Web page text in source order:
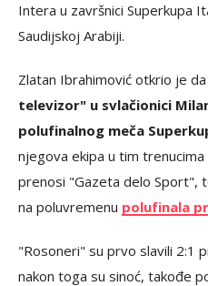
Intera u završnici Superkupa
Saudijskoj Arabiji.
Zlatan Ibrahimović otkrio je
televizor" u svlačionici
polufinalnog meča
njegova ekipa u tim
prenosi "Gazeta delo Sport",
na poluvremenu polufinala
"Rosoneri" su prvo slavili 2:1
nakon toga su sinoć, takođe